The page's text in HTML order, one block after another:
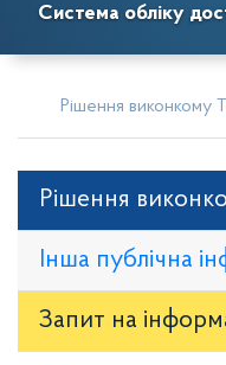
Система обліку
Рішення виконкому
Рішення
Інша публічна
Запит на